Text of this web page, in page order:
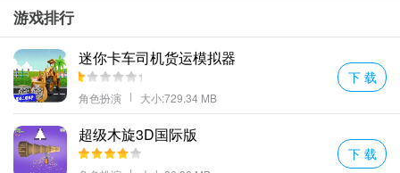
条。
修仙帝尊得到过巅峰存在的传承速速带上丹药前往各个秘境诛魔寻
宝；
太古仙佛特色
1、邀请好友一起组队随时随地尽情PK；
2、选择自己喜欢的职业角色进行战斗学习强大的技能不断的提升自
己的能力;
游戏排行
迷你卡车司机货运模拟器
角色扮演 大小:729.34 MB
下 载
超级木旋3D国际版
下 载